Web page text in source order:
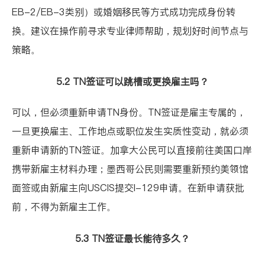
EB-2/EB-3类别）或婚姻移民等方式成功完成身份转
换。建议在操作前寻求专业律师帮助，规划好时间节点与
策略。
5.2 TN签证可以跳槽或更换雇主吗？
可以，但必须重新申请TN身份。TN签证是雇主专属的，
一旦更换雇主、工作地点或职位发生实质性变动，就必须
重新申请新的TN签证。加拿大公民可以直接前往美国口岸
携带新雇主材料办理；墨西哥公民则需要重新预约美领馆
面签或由新雇主向USCIS提交I-129申请。在新申请获批
前，不得为新雇主工作。
5.3 TN签证最长能待多久？